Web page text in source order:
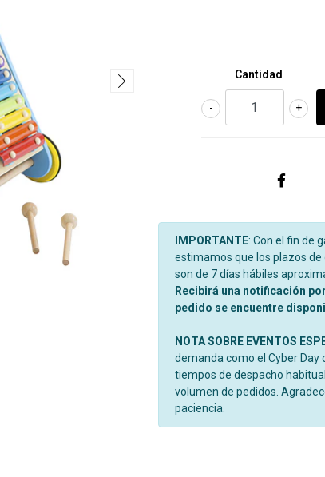
Cantidad
+
-
IMPORTANTE: Con el fin de
estimamos que los plazos
son de 7 días hábiles
Recibirá una notificación
pedido se encuentre
NOTA SOBRE EVENTOS
demanda como el Cyber Day
tiempos de despacho
volumen de pedidos.
paciencia.